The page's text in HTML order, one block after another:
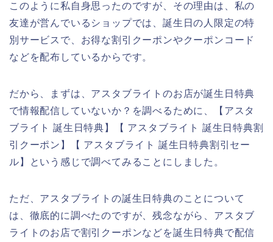
このように私自身思ったのですが、その理由は、私の
友達が営んでいるショップでは、誕生日の人限定の特
別サービスで、お得な割引クーポンやクーポンコード
などを配布しているからです。
だから、まずは、アスタブライトのお店が誕生日特典
で情報配信していないか？を調べるために、【アスタ
ブライト 誕生日特典】【 アスタブライト 誕生日特典割
引クーポン】【 アスタブライト 誕生日特典割引セー
ル】という感じで調べてみることにしました。
ただ、アスタブライトの誕生日特典のことについて
は、徹底的に調べたのですが、残念ながら、アスタブ
ライトのお店で割引クーポンなどを誕生日特典で配信